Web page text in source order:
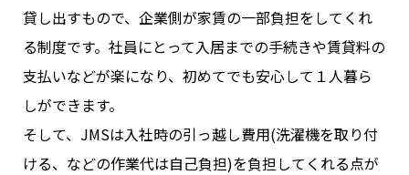
貸し出すもので、企業側が家賃の一部負担をしてくれ
る制度です。社員にとって入居までの手続きや賃貸料の
支払いなどが楽になり、初めてでも安心して１人暮ら
しができます。
そして、JMSは入社時の引っ越し費用(洗濯機を取り付
ける、などの作業代は自己負担)を負担してくれる点が